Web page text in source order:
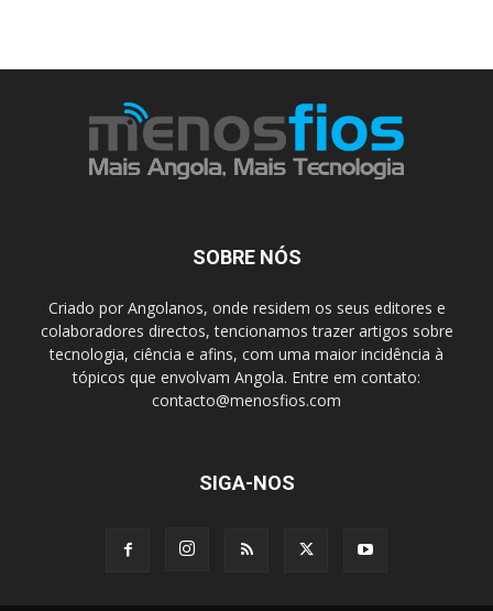
SOBRE NÓS
Criado por Angolanos, onde residem os seus editores e
colaboradores directos, tencionamos trazer artigos sobre
tecnologia, ciência e afins, com uma maior incidência à
tópicos que envolvam Angola. Entre em contato:
contacto@menosfios.com
SIGA-NOS